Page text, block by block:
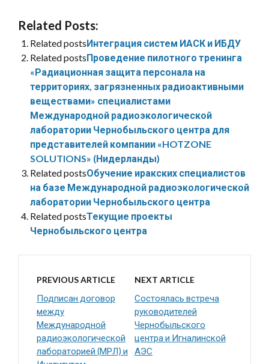
Related Posts:
Related postsИнтеграция систем ИАСК и ИБДУ
Related postsПроведение пилотного тренинга
«Радиационная защита персонала на
территориях, загрязненных радиоактивными
веществами» специалистами
Международной радиоэкологической
лаборатории Чернобыльского центра для
представителей компании «HOTZONE
SOLUTIONS» (Нидерланды)
Related postsОбучение иракских специалистов
на базе Международной радиоэкологической
лаборатории Чернобыльского центра
Related postsТекущие проекты
Чернобыльского центра
PREVIOUS ARTICLE
Подписан договор
между
Международной
радиоэкологической
лабораторией (МРЛ) и
NEXT ARTICLE
Состоялась встреча
руководителей
Чернобыльского
центра и Игналинской
АЭС